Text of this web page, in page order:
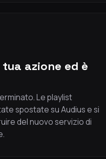
azione ed è
Le playlist
spostate su Audius e si
del nuovo servizio di